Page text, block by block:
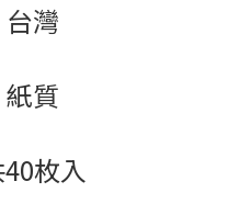
灣
質
枚入